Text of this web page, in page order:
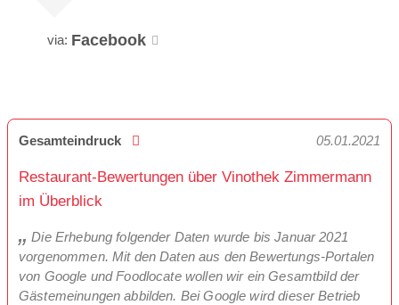
via: Facebook
Gesamteindruck 05.01.2021
Restaurant-Bewertungen über Vinothek Zimmermann
im Überblick
Die Erhebung folgender Daten wurde bis Januar 2021
vorgenommen. Mit den Daten aus den Bewertungs-Portalen
von Google und Foodlocate wollen wir ein Gesamtbild der
Gästemeinungen abbilden. Bei Google wird dieser Betrieb